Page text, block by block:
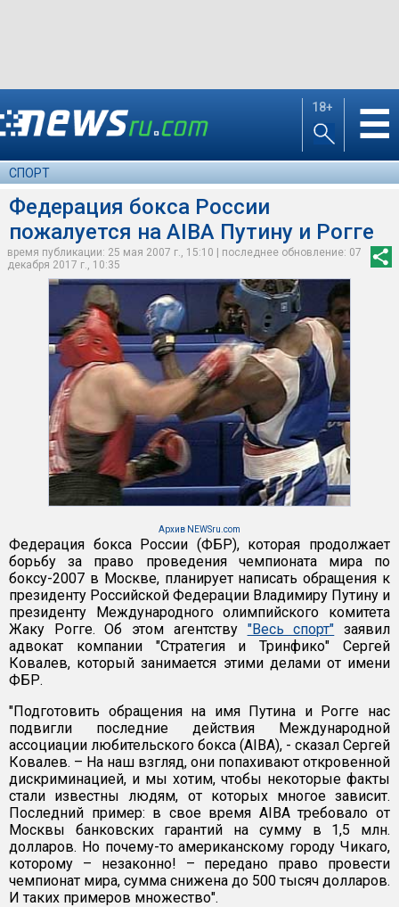
18+ ☰
СПОРТ
Федерация бокса России
пожалуется на AIBA Путину и Рогге
время публикации: 25 мая 2007 г., 15:10 | последнее обновление: 07
декабря 2017 г., 10:35
Архив NEWSru.com
Федерация бокса России (ФБР), которая продолжает
борьбу за право проведения чемпионата мира по
боксу-2007 в Москве, планирует написать обращения к
президенту Российской Федерации Владимиру Путину и
президенту Международного олимпийского комитета
Жаку Рогге. Об этом агентству "Весь спорт" заявил
адвокат компании "Стратегия и Тринфико" Сергей
Ковалев, который занимается этими делами от имени
ФБР.
"Подготовить обращения на имя Путина и Рогге нас
подвигли последние действия Международной
ассоциации любительского бокса (AIBA), - сказал Сергей
Ковалев. – На наш взгляд, они попахивают откровенной
дискриминацией, и мы хотим, чтобы некоторые факты
стали известны людям, от которых многое зависит.
Последний пример: в свое время AIBA требовало от
Москвы банковских гарантий на сумму в 1,5 млн.
долларов. Но почему-то американскому городу Чикаго,
которому – незаконно! – передано право провести
чемпионат мира, сумма снижена до 500 тысяч долларов.
И таких примеров множество".